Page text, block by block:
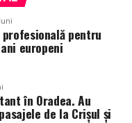
pentru
europeni
în Oradea. Au
de la Crișul și